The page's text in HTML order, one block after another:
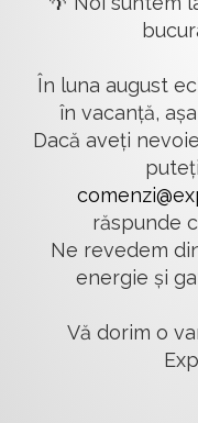
În luna august
în vacanță,
Dacă aveți
răspunde
Ne revedem
energie și
Vă dorim o